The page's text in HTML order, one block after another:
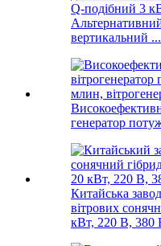
Q-подібний 3
вертикальний ...
генератор
Китайська
вітрових
кВт, 220 В, 380